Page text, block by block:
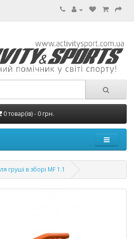
0 товар(ів) - 0 грн.
груші в зборі MF 1.1